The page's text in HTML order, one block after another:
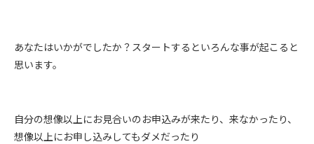
あなたはいかがでしたか？スタートするといろんな事が起こると
思います。
自分の想像以上にお見合いのお申込みが来たり、来なかったり、
想像以上にお申し込みしてもダメだったり